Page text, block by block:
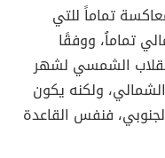
تماماً للتي
تماماُ، ووفقًا
الشمسي لشهر
ولكنه يكون
فنفس القاعدة